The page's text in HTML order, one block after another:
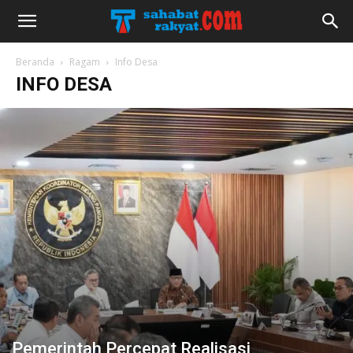
Beranda Ragam Info Desa
INFO DESA
Pemerintah Percepat Realisasi